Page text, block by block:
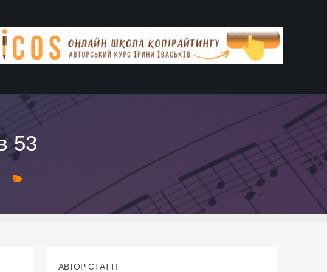
53
АВТОР СТАТТІ